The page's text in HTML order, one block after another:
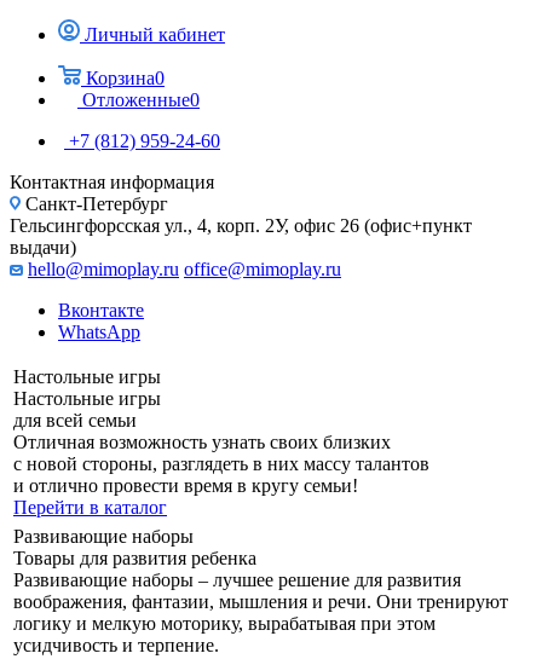
Личный кабинет
Корзина0
Отложенные0
+7 (812) 959-24-60
Контактная информация
Санкт-Петербург
Гельсингфорсская ул., 4, корп. 2У, офис 26 (офис+пункт
выдачи)
hello@mimoplay.ru office@mimoplay.ru
Вконтакте
WhatsApp
Настольные игры
Настольные игры
для всей семьи
Отличная возможность узнать своих близких
с новой стороны, разглядеть в них массу талантов
и отлично провести время в кругу семьи!
Перейти в каталог
Развивающие наборы
Товары для развития ребенка
Развивающие наборы – лучшее решение для развития
воображения, фантазии, мышления и речи. Они тренируют
логику и мелкую моторику, вырабатывая при этом
усидчивость и терпение.